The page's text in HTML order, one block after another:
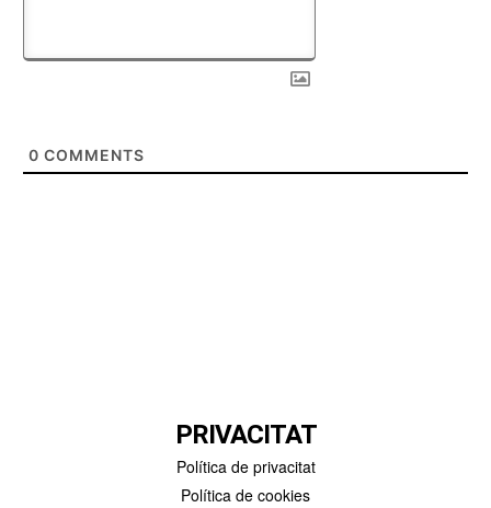
0 COMMENTS
PRIVACITAT
Política de privacitat
Política de cookies